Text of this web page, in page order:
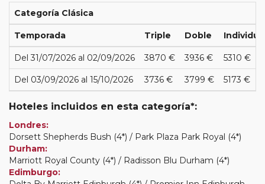
Categoría Clásica
Temporada Triple Doble
Del 31/07/2026 al 02/09/2026 3870 € 3936 € 5310 €
Del 03/09/2026 al 15/10/2026 3736 € 3799 € 5173 €
Hoteles incluidos en esta categoría*:
Londres:
Dorsett Shepherds Bush (4*) / Park Plaza Park Royal (4*)
Durham:
Marriott Royal County (4*) / Radisson Blu Durham (4*)
Edimburgo: